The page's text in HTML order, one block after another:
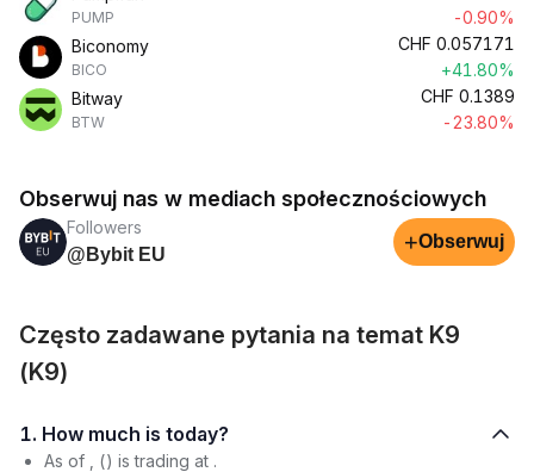
PUMP
-0.90%
Biconomy
BICO
CHF 0.057171
+41.80%
Bitway
BTW
CHF 0.1389
-23.80%
Obserwuj nas w mediach społecznościowych
Followers
@Bybit EU
+Obserwuj
Często zadawane pytania na temat K9
(K9)
1. How much is today?
As of , () is trading at .